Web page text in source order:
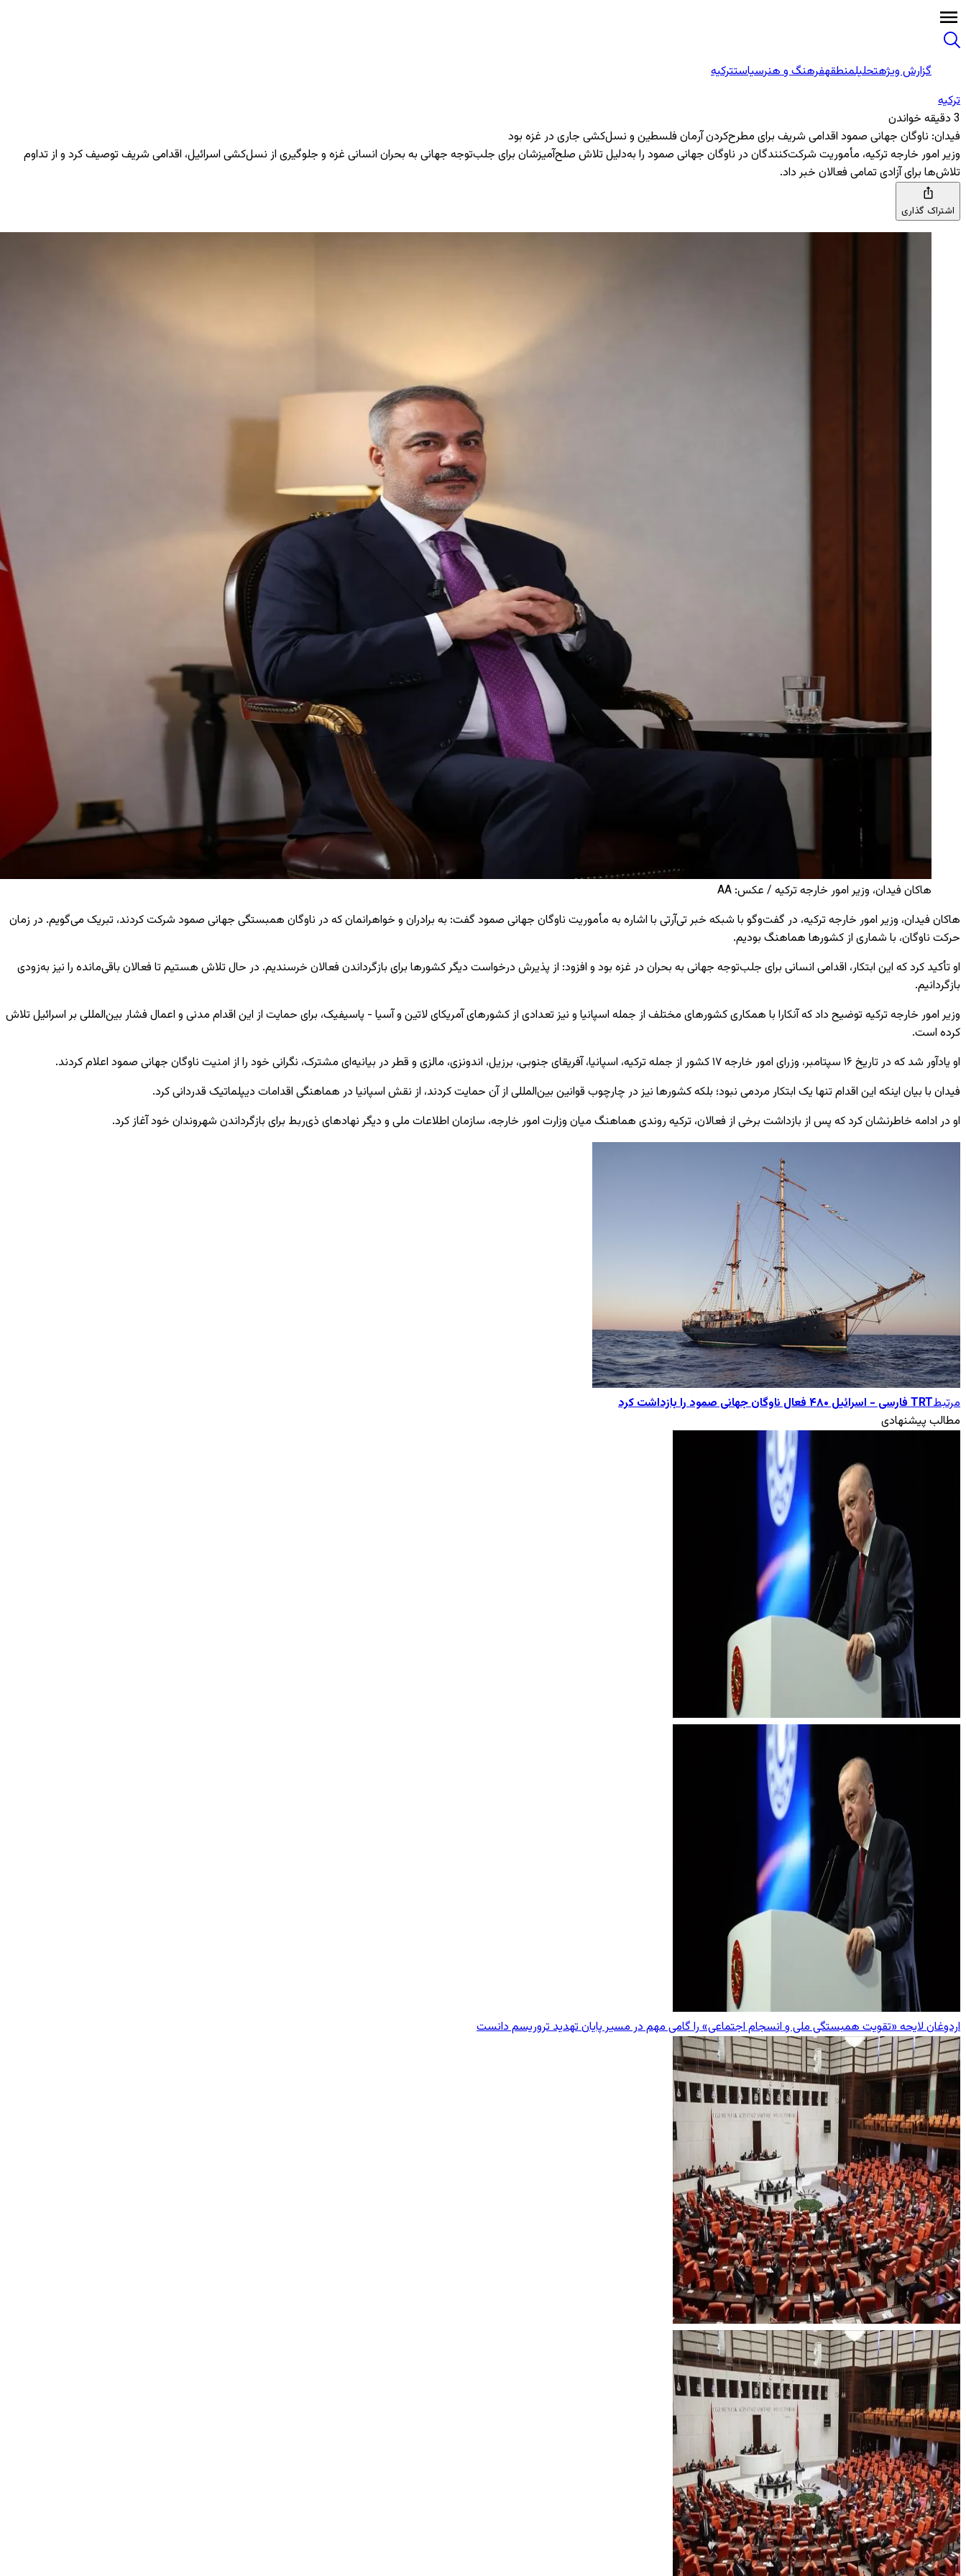
گزارش ویژهتحلیلمنطقهفرهنگ و هنرسیاستترکیه
ترکیه
3 دقیقه خواندن
فیدان: ناوگان جهانی صمود اقدامی شریف برای مطرح‌کردن آرمان فلسطین و نسل‌کشی جاری در غزه بود
وزیر امور خارجه ترکیه، مأموریت شرکت‌کنندگان در ناوگان جهانی صمود را به‌دلیل تلاش صلح‌آمیزشان برای جلب‌توجه جهانی به بحران انسانی غزه و جلوگیری از نسل‌کشی اسرائیل، اقدامی شریف توصیف کرد و از تداوم
تلاش‌ها برای آزادی تمامی فعالان خبر داد.
اشتراک گذاری
هاکان فیدان، وزیر امور خارجه ترکیه / عکس: AA
هاکان فیدان، وزیر امور خارجه ترکیه، در گفت‌وگو با شبکه خبر تی‌آرتی با اشاره به مأموریت ناوگان جهانی صمود گفت: به برادران و خواهرانمان که در ناوگان همبستگی جهانی صمود شرکت کردند، تبریک می‌گویم. در زمان
حرکت ناوگان، با شماری از کشورها هماهنگ بودیم.
او تأکید کرد که این ابتکار، اقدامی انسانی برای جلب‌توجه جهانی به بحران در غزه بود و افزود: از پذیرش درخواست دیگر کشورها برای بازگرداندن فعالان خرسندیم. در حال تلاش هستیم تا فعالان باقی‌مانده را نیز به‌زودی
بازگردانیم.
وزیر امور خارجه ترکیه توضیح داد که آنکارا با همکاری کشورهای مختلف از جمله اسپانیا و نیز تعدادی از کشورهای آمریکای لاتین و آسیا - پاسیفیک، برای حمایت از این اقدام مدنی و اعمال فشار بین‌المللی بر اسرائیل تلاش
کرده است.
او یادآور شد که در تاریخ ۱۶ سپتامبر، وزرای امور خارجه ۱۷ کشور از جمله ترکیه، اسپانیا، آفریقای جنوبی، برزیل، اندونزی، مالزی و قطر در بیانیه‌ای مشترک، نگرانی خود را از امنیت ناوگان جهانی صمود اعلام کردند.
فیدان با بیان اینکه این اقدام تنها یک ابتکار مردمی نبود؛ بلکه کشورها نیز در چارچوب قوانین بین‌المللی از آن حمایت کردند، از نقش اسپانیا در هماهنگی اقدامات دیپلماتیک قدردانی کرد.
او در ادامه خاطرنشان کرد که پس از بازداشت برخی از فعالان، ترکیه روندی هماهنگ میان وزارت امور خارجه، سازمان اطلاعات ملی و دیگر نهادهای ذی‌ربط برای بازگرداندن شهروندان خود آغاز کرد.
مرتبطTRT فارسی - اسرائیل ۴۸۰ فعال ناوگان جهانی صمود را بازداشت کرد
مطالب پیشنهادی
اردوغان لایحه «تقویت همبستگی ملی و انسجام اجتماعی» را گامی مهم در مسیر پایان تهدید تروریسم دانست